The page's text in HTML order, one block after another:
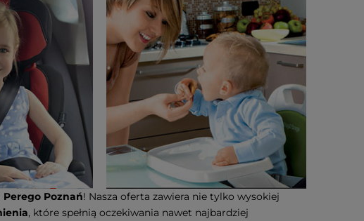
Perego Poznań! Nasza oferta zawiera nie tylko wysokiej
, które spełnią oczekiwania nawet najbardziej